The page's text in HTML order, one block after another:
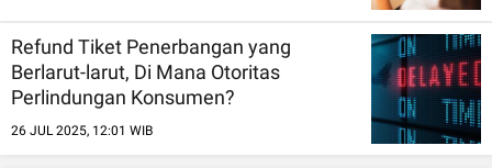
Refund Tiket Penerbangan yang
Berlarut-larut, Di Mana Otoritas
Perlindungan Konsumen?
26 JUL 2025, 12:01 WIB